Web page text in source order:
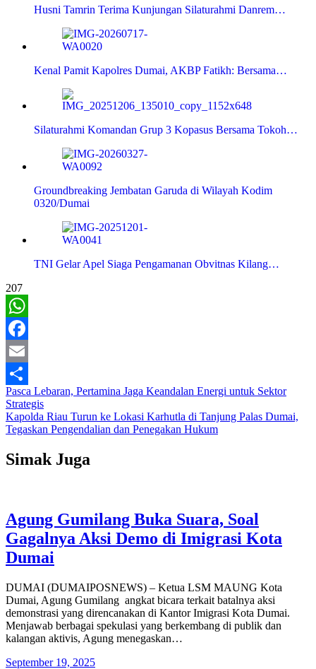
Husni Tamrin Terima Kunjungan Silaturahmi Danrem…
Kenal Pamit Kapolres Dumai, AKBP Fatikh: Bersama…
Silaturahmi Komandan Grup 3 Kopasus Bersama Tokoh…
Groundbreaking Jembatan Garuda di Wilayah Kodim
0320/Dumai
TNI Gelar Apel Siaga Pengamanan Obvitnas Kilang…
207
WhatsApp
Facebook
Email
Share
Navigasi
pos
Pasca Lebaran, Pertamina Jaga Keandalan Energi untuk Sektor
Strategis
Kapolda Riau Turun ke Lokasi Karhutla di Tanjung Palas Dumai,
Tegaskan Pengendalian dan Penegakan Hukum
Simak Juga
Agung Gumilang Buka Suara, Soal
Gagalnya Aksi Demo di Imigrasi Kota
Dumai
DUMAI (DUMAIPOSNEWS) – Ketua LSM MAUNG Kota
Dumai, Agung Gumilang angkat bicara terkait batalnya aksi
demonstrasi yang direncanakan di Kantor Imigrasi Kota Dumai.
Menjawab berbagai spekulasi yang berkembang di publik dan
kalangan aktivis, Agung menegaskan…
September 19, 2025